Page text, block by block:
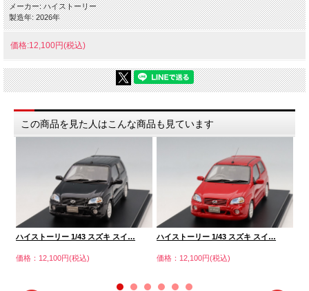
メーカー: ハイストーリー
製造年: 2026年
価格:12,100円(税込)
この商品を見た人はこんな商品も見ています
ハイストーリー 1/43 スズキ スイ…
価格：12,100円(税込)
ハイストーリー 1/43 スズキ スイ…
価格：12,100円(税込)